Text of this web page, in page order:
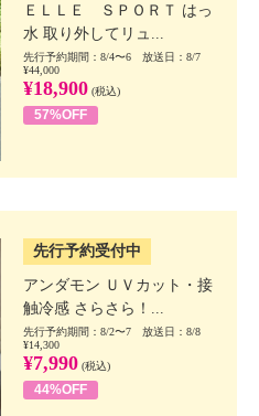
ＥＬＬＥ ＳＰＯＲＴ はっ
水 取り外してリュ...
先行予約期間：8/4〜6 放送日：8/7
¥44,000
¥18,900 (税込)
57%OFF
先行予約受付中
アンダモン ＵＶカット・接
触冷感 さらさら！...
先行予約期間：8/2〜7 放送日：8/8
¥14,300
¥7,990 (税込)
44%OFF